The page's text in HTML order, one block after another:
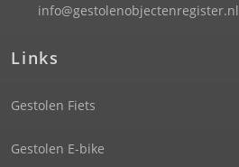
info@gestolenobjectenregister.nl
Links
Gestolen Fiets
Gestolen E-bike